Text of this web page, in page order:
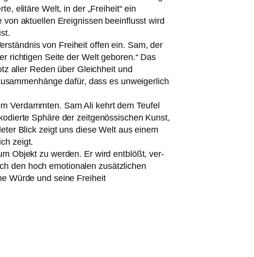
eli­tä­re Welt, in der „Freiheit“ ein
aktu­el­len Ereignissen beein­flusst wird
von Freiheit offen ein. Sam, der
rich­ti­gen Seite der Welt gebo­ren.“ Das
aller Reden über Gleichheit und
dafür, dass es unwei­ger­lich
Verdammten. Sam Ali kehrt dem Teufel
Sphäre der zeit­ge­nös­si­schen Kunst,
Blick zeigt uns die­se Welt aus einem
zeigt.
Objekt zu wer­den. Er wird ent­blößt, ver­
den hoch emo­tio­na­len zusätz­li­chen
Würde und sei­ne Freiheit